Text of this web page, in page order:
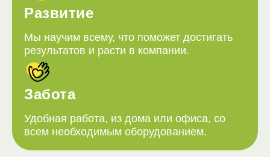
Развитие
Мы научим всему, что поможет достигать
результатов и расти в компании.
Забота
Удобная работа, из дома или офиса, со
всем необходимым оборудованием.